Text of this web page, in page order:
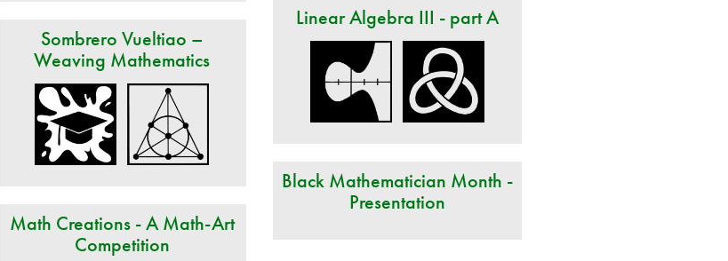
Linear Algebra III - part A
Sombrero Vueltiao –
Weaving Mathematics
Black Mathematician Month -
Presentation
Math Creations - A Math-Art
Competition